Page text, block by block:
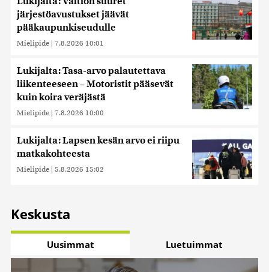
järjestöavustukset jäävät
pääkaupunkiseudulle
Mielipide | 7.8.2026 10:01
Lukijalta: Tasa-arvo palautettava
liikenteeseen – Motoristit pääsevät
kuin koira veräjästä
Mielipide | 7.8.2026 10:00
Lukijalta: Lapsen kesän arvo ei riipu
matkakohteesta
Mielipide | 5.8.2026 15:02
Keskusta
Uusimmat Luetuimmat